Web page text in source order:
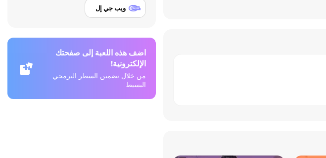
ويب جي إل
اضف هذه اللعبة إلى صفحتك
الإلكترونية!
من خلال تضمين السطر البرمجي
البسيط